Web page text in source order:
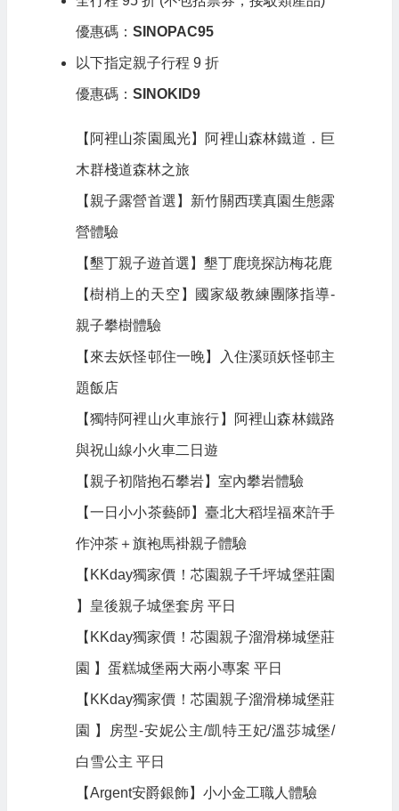
優惠碼： SINOPAC95
以下指定親子行程 9 折
優惠碼： SINOKID9
【阿裡山茶園風光】阿裡山森林鐵道．巨
木群棧道森林之旅
【親子露營首選】新竹關西璞真園生態露
營體驗
【墾丁親子遊首選】墾丁鹿境探訪梅花鹿
【樹梢上的天空】國家級教練團隊指導-
親子攀樹體驗
【來去妖怪邨住一晚】入住溪頭妖怪邨主
題飯店
【獨特阿裡山火車旅行】阿裡山森林鐵路
與祝山線小火車二日遊
【親子初階抱石攀岩】室內攀岩體驗
【一日小小茶藝師】臺北大稻埕福來許手
作沖茶＋旗袍馬褂親子體驗
【KKday獨家價！芯園親子千坪城堡莊園
】皇後親子城堡套房 平日
【KKday獨家價！芯園親子溜滑梯城堡莊
園 】蛋糕城堡兩大兩小專案 平日
【KKday獨家價！芯園親子溜滑梯城堡莊
園 】房型-安妮公主/凱特王妃/溫莎城堡/
白雪公主 平日
【Argent安爵銀飾】小小金工職人體驗